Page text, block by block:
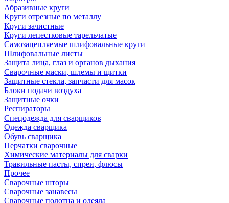
Абразивные круги
Круги отрезные по металлу
Круги зачистные
Круги лепестковые тарельчатые
Самозацепляемые шлифовальные круги
Шлифовальные листы
Защита лица, глаз и органов дыхания
Сварочные маски, шлемы и щитки
Защитные стекла, запчасти для масок
Блоки подачи воздуха
Защитные очки
Респираторы
Спецодежда для сварщиков
Одежда сварщика
Обувь сварщика
Перчатки сварочные
Химические материалы для сварки
Травильные пасты, спреи, флюсы
Прочее
Сварочные шторы
Сварочные занавесы
Сварочные полотна и одеяла